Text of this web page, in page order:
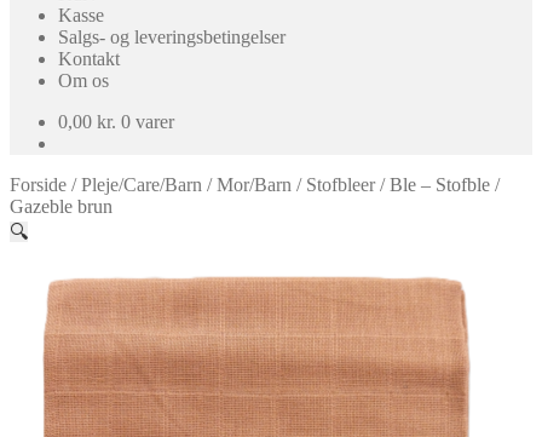
Kasse
Salgs- og leveringsbetingelser
Kontakt
Om os
0,00 kr. 0 varer
Forside /Pleje/Care/Barn /Mor/Barn / Stofbleer/Ble – Stofble /
Gazeble brun
🔍